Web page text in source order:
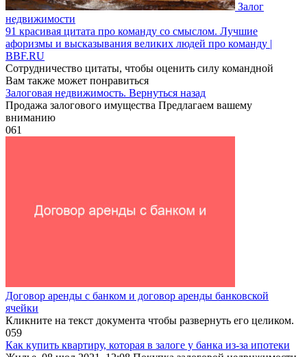
Залог
недвижимости
91 красивая цитата про команду со смыслом. Лучшие
афоризмы и высказывания великих людей про команду |
BBF.RU
Сотрудничество цитаты, чтобы оценить силу командной
Вам также может понравиться
Залоговая недвижимость. Вернуться назад
Продажа залогового имущества Предлагаем вашему
вниманию
061
Договор аренды с банком и договор аренды банковской
ячейки
Кликните на текст документа чтобы развернуть его целиком.
059
Как купить квартиру, которая в залоге у банка из-за ипотеки